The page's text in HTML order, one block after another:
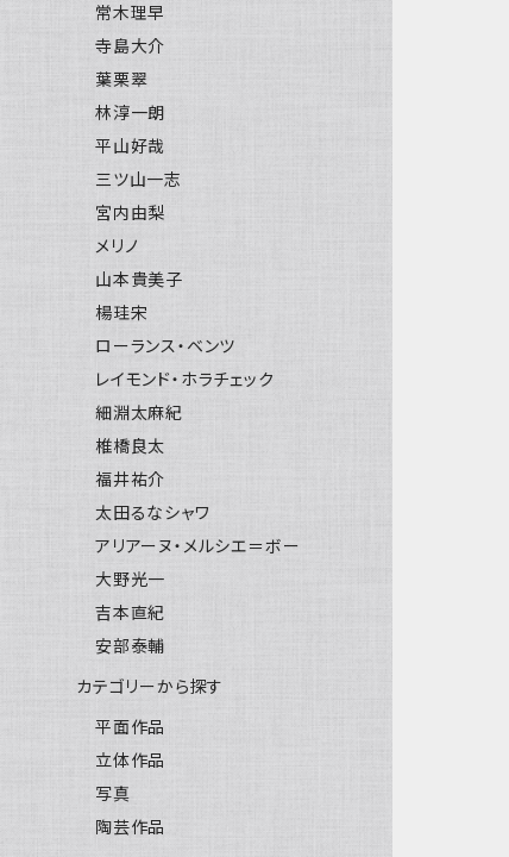
常木理早
寺島大介
葉栗翠
林淳一朗
平山好哉
三ツ山一志
宮内由梨
メリノ
山本貴美子
楊珪宋
ローランス・ベンツ
レイモンド・ホラチェック
細淵太麻紀
椎橋良太
福井祐介
太田るなシャワ
アリアーヌ・メルシエ＝ボー
大野光一
吉本直紀
安部泰輔
カテゴリーから探す
平面作品
立体作品
写真
陶芸作品